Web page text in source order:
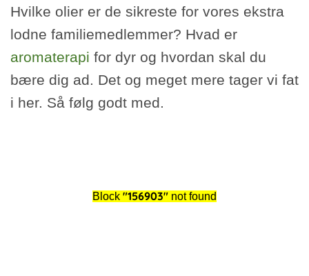
Hvilke olier er de sikreste for vores ekstra
lodne familiemedlemmer? Hvad er
aromaterapi for dyr og hvordan skal du
bære dig ad. Det og meget mere tager vi fat
i her. Så følg godt med.
Block "156903" not found